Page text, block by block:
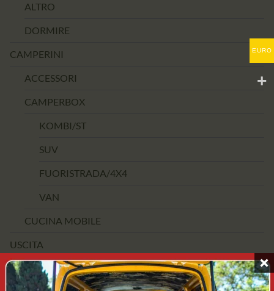
ALTRO
DORMIRE
CAMPERINI
ACCESSORI
CAMPERBOX
KOMBI/ST
SUV
FUORISTRADA/4X4
VAN
CUCINA MOBILE
USCITA
FASCIA DI PREZZO
EURO